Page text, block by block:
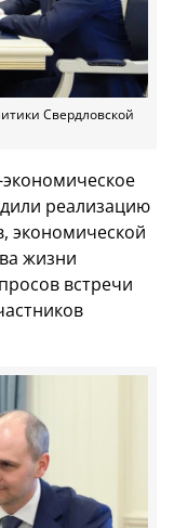
Свердловской
реализацию
экономической
жизни
встречи